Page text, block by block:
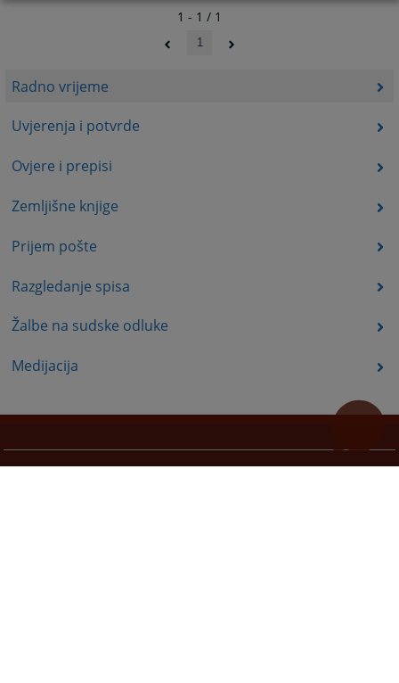
Radno vrijeme
Uvjerenja i potvrde
Ovjere i prepisi
Zemljišne knjige
Prijem pošte
Razgledanje spisa
Žalbe na sudske odluke
Medijacija
1 - 1 / 1
1